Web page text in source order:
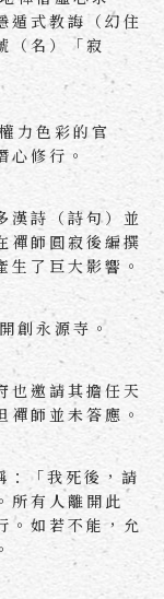
遁式教誨（幻住
（名）「寂
力色彩的官
心修行。
漢詩（詩句）並
禪師圓寂後編撰
了巨大影響。
創永源寺。
也邀請其擔任天
師並未答應。
「我死後，請
所有人離開此
。如若不能，允